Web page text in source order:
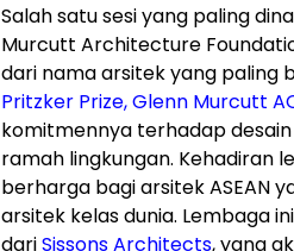
Salah satu sesi yang paling
Murcutt Architecture
dari nama arsitek yang paling
Pritzker Prize, Glenn Murcutt
komitmennya terhadap
ramah lingkungan. Kehadiran
berharga bagi arsitek ASEAN
arsitek kelas dunia. Lembaga
dariSissons Architects, yang